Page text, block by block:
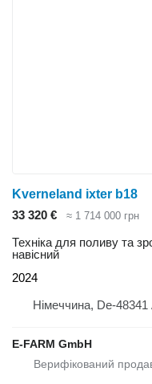
Kverneland ixter b18
33 320 €
≈ 1 714 000 грн
Техніка для поливу та
навісний
2024
Німеччина, De-48341
E-FARM GmbH